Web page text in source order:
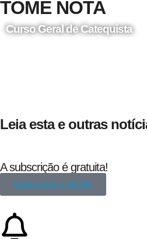
TOME NOTA
Curso Geral de Catequista
Leia esta e outras
A subscrição é gratuita!
Subscrever a REDE